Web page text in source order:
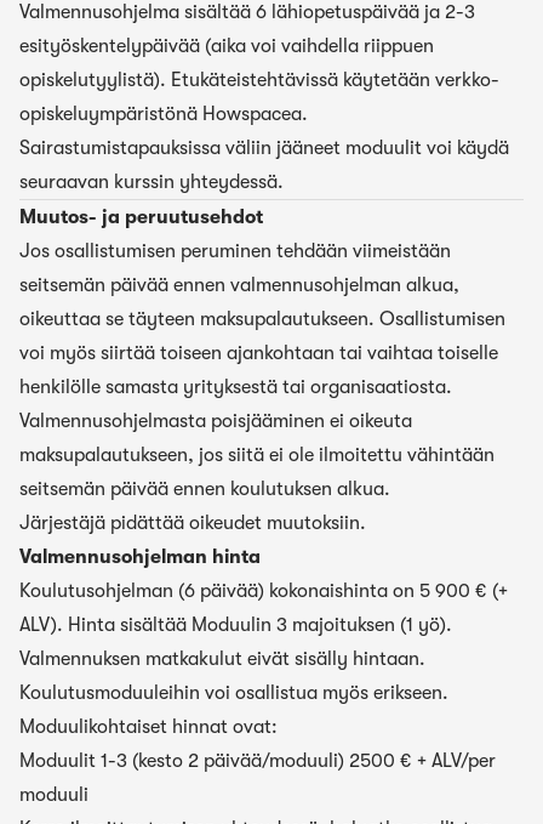
Valmennusohjelma sisältää 6 lähiopetuspäivää ja 2-3
esityöskentelypäivää (aika voi vaihdella riippuen
opiskelutyylistä). Etukäteistehtävissä käytetään verkko-
opiskeluympäristönä Howspacea.
Sairastumistapauksissa väliin jääneet moduulit voi käydä
seuraavan kurssin yhteydessä.
Muutos- ja peruutusehdot
Jos osallistumisen peruminen tehdään viimeistään
seitsemän päivää ennen valmennusohjelman alkua,
oikeuttaa se täyteen maksupalautukseen. Osallistumisen
voi myös siirtää toiseen ajankohtaan tai vaihtaa toiselle
henkilölle samasta yrityksestä tai organisaatiosta.
Valmennusohjelmasta poisjääminen ei oikeuta
maksupalautukseen, jos siitä ei ole ilmoitettu vähintään
seitsemän päivää ennen koulutuksen alkua.
Järjestäjä pidättää oikeudet muutoksiin.
Valmennusohjelman hinta
Koulutusohjelman (6 päivää) kokonaishinta on 5 900 € (+
ALV). Hinta sisältää Moduulin 3 majoituksen (1 yö).
Valmennuksen matkakulut eivät sisälly hintaan.
Koulutusmoduuleihin voi osallistua myös erikseen.
Moduulikohtaiset hinnat ovat:
Moduulit 1-3 (kesto 2 päivää/moduuli) 2500 € + ALV/per
moduuli